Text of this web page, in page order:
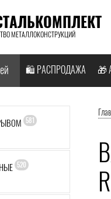
МЕТАЛЛОКОНСТРУКЦИЙ
🛍️ РАСПРОДАЖА 🎁
581
520